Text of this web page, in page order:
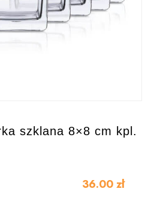
szklana 8×8 cm kpl.
36.00 zł